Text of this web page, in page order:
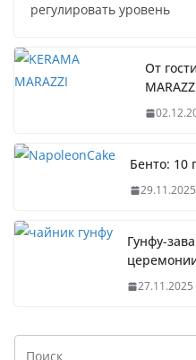
регулировать уровень
От
Бенто: 10
29.11.2025
Гунфу-
27.11.2025